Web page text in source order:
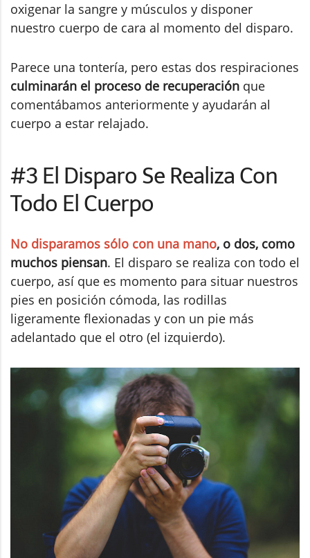
oxigenar la sangre y músculos y disponer
nuestro cuerpo de cara al momento del disparo.
Parece una tontería, pero estas dos respiraciones
culminarán el proceso de recuperación que
comentábamos anteriormente y ayudarán al
cuerpo a estar relajado.
#3 El Disparo Se Realiza Con
Todo El Cuerpo
No disparamos sólo con una mano, o dos, como
muchos piensan. El disparo se realiza con todo el
cuerpo, así que es momento para situar nuestros
pies en posición cómoda, las rodillas
ligeramente flexionadas y con un pie más
adelantado que el otro (el izquierdo).